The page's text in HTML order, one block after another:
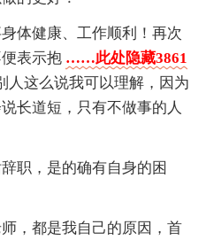
体健康、工作顺利！再次
表示抱 ……此处隐藏3861
人这么说我可以理解，因为
长道短，只有不做事的人
职，是的确有自身的困
，都是我自己的原因，首